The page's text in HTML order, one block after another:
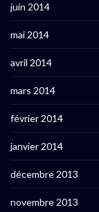
juin 2014
mai 2014
avril 2014
mars 2014
février 2014
janvier 2014
décembre 2013
novembre 2013